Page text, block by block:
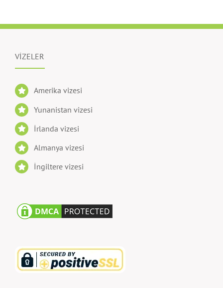
VİZELER
Amerika vizesi
Yunanistan vizesi
İrlanda vizesi
Almanya vizesi
İngiltere vizesi